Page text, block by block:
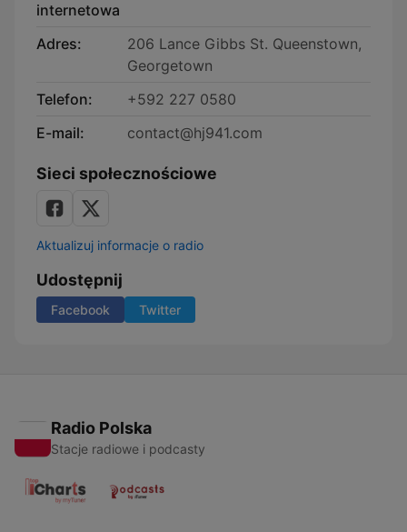
internetowa
Adres:
206 Lance Gibbs St. Queenstown,
Georgetown
Telefon:
+592 227 0580
E-mail:
contact@hj941.com
Sieci społecznościowe
Aktualizuj informacje o radio
Udostępnij
Facebook Twitter
Radio Polska
Stacje radiowe i podcasty